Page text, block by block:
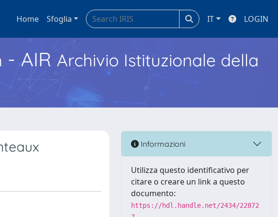
Home Sfoglia IT LOGIN
- AIR Archivio Istituzionale della
Informazioni
Utilizza questo identificativo per
citare o creare un link a questo
documento:
https://hdl.handle.net/2434/22872